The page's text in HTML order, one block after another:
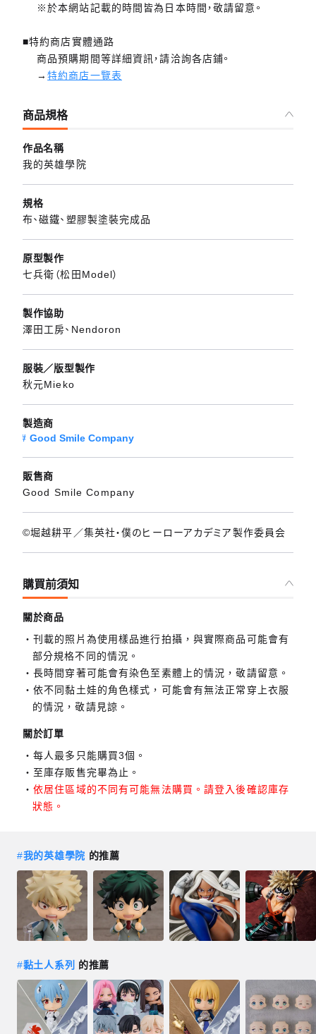
※於本網站記載的時間皆為日本時間，敬請留意。
■特約商店實體通路
商品預購期間等詳細資訊，請洽詢各店鋪。
→特約商店一覽表
商品規格
作品名稱
我的英雄學院
規格
布、磁鐵、塑膠製塗裝完成品
原型製作
七兵衛（松田Model）
製作協助
澤田工房、Nendoron
服裝／版型製作
秋元Mieko
製造商
Good Smile Company
販售商
Good Smile Company
©堀越耕平／集英社・僕のヒーローアカデミア製作委員会
購買前須知
關於商品
刊載的照片為使用樣品進行拍攝，與實際商品可能會有
部分規格不同的情況。
長時間穿著可能會有染色至素體上的情況，敬請留意。
依不同黏土娃的角色樣式，可能會有無法正常穿上衣服
的情況，敬請見諒。
關於訂單
每人最多只能購買3個。
至庫存販售完畢為止。
依居住區域的不同有可能無法購買。請登入後確認庫存
狀態。
#我的英雄學院 的推薦
#黏土人系列 的推薦